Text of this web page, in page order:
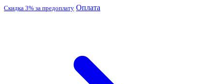
Скидка 3% за предоплату Оплата